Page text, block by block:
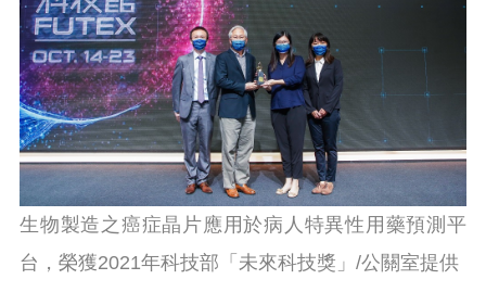
生物製造之癌症晶片應用於病人特異性用藥預測平
台，榮獲2021年科技部「未來科技獎」/公關室提供